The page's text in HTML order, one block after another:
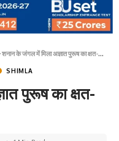
शनान के जंगल में मिला अज्ञात पुरूष का क्षत-विक्षत शव
SHIMLA
पुरूष का क्षत-